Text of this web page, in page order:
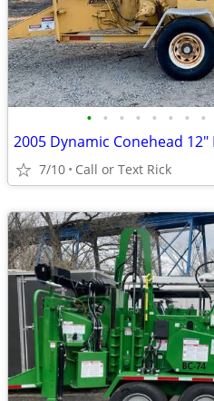
• • • • • • • •
7/10 Call or Text Rick